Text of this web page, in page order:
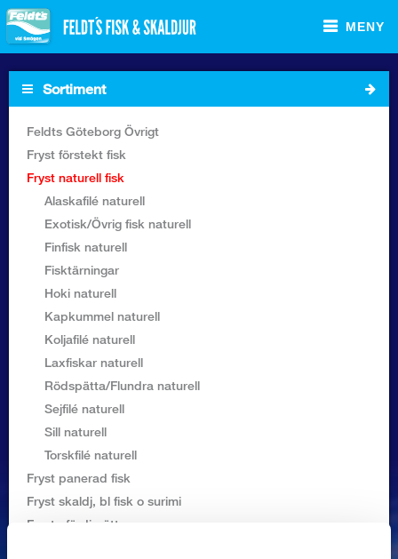
MENY
Sortiment Foodservice
Sortiment Butik
Recept
Sortiment
Feldts Göteborg Övrigt
Fryst förstekt fisk
Fryst naturell fisk
Alaskafilé naturell
Exotisk/Övrig fisk naturell
Finfisk naturell
Fisktärningar
Hoki naturell
Kapkummel naturell
Koljafilé naturell
Laxfiskar naturell
Rödspätta/Flundra naturell
Sejfilé naturell
Sill naturell
Torskfilé naturell
Fryst panerad fisk
Fryst skaldj, bl fisk o surimi
Frysta färdigrätter